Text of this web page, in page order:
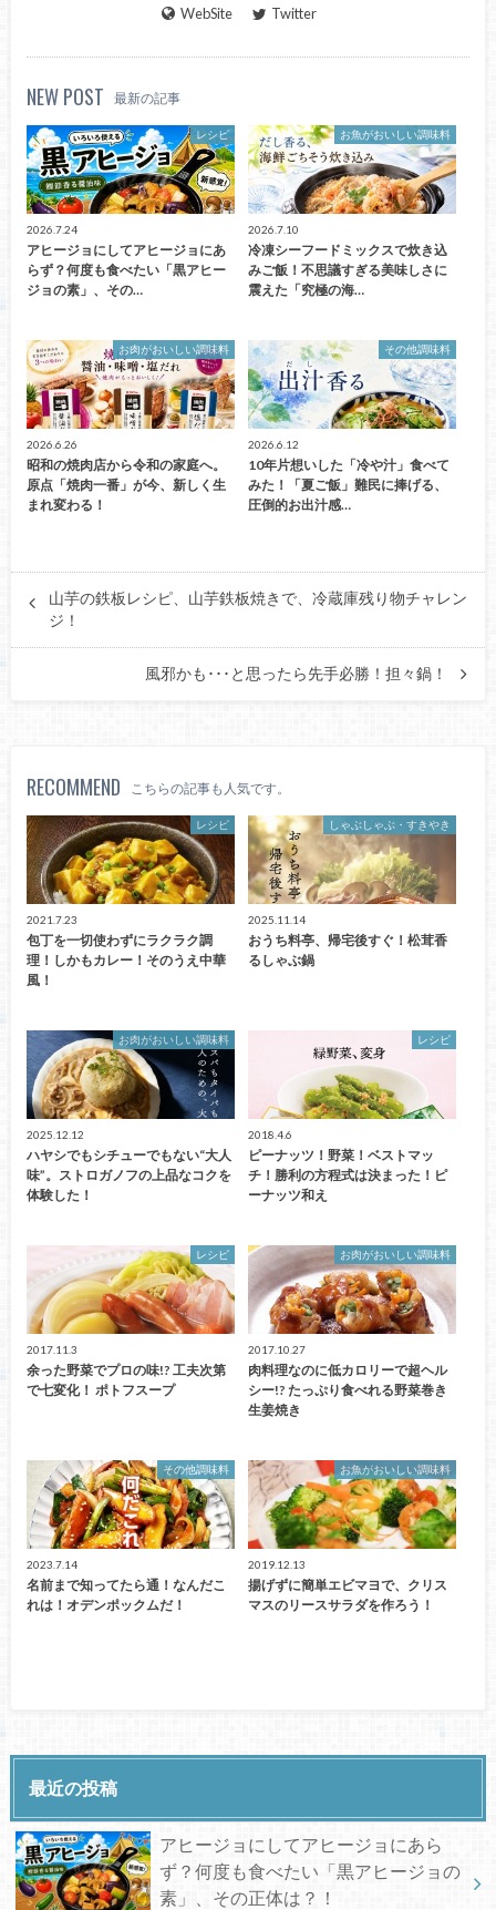
WebSite Twitter
NEW POST 最新の記事
レシピ
2026.7.24
アヒージョにしてアヒージョにあ
らず？何度も食べたい「黒アヒー
ジョの素」、その…
お魚がおいしい調味料
2026.7.10
冷凍シーフードミックスで炊き込
みご飯！不思議すぎる美味しさに
震えた「究極の海…
お肉がおいしい調味料
2026.6.26
昭和の焼肉店から令和の家庭へ。
原点「焼肉一番」が今、新しく生
まれ変わる！
その他調味料
2026.6.12
10年片想いした「冷や汁」食べて
みた！「夏ご飯」難民に捧げる、
圧倒的お出汁感…
山芋の鉄板レシピ、山芋鉄板焼きで、冷蔵庫残り物チャレン
ジ！
風邪かも･･･と思ったら先手必勝！担々鍋！
RECOMMEND こちらの記事も人気です。
レシピ
2021.7.23
包丁を一切使わずにラクラク調
理！しかもカレー！そのうえ中華
風！
しゃぶしゃぶ・すきやき
2025.11.14
おうち料亭、帰宅後すぐ！松茸香
るしゃぶ鍋
お肉がおいしい調味料
2025.12.12
ハヤシでもシチューでもない“大人
味”。ストロガノフの上品なコクを
体験した！
レシピ
2018.4.6
ピーナッツ！野菜！ベストマッ
チ！勝利の方程式は決まった！ピ
ーナッツ和え
レシピ
2017.11.3
余った野菜でプロの味!? 工夫次第
で七変化！ ポトフスープ
お肉がおいしい調味料
2017.10.27
肉料理なのに低カロリーで超ヘル
シー!? たっぷり食べれる野菜巻き
生姜焼き
その他調味料
2023.7.14
名前まで知ってたら通！なんだこ
れは！オデンポックムだ！
お魚がおいしい調味料
2019.12.13
揚げずに簡単エビマヨで、クリス
マスのリースサラダを作ろう！
最近の投稿
アヒージョにしてアヒージョにあら
ず？何度も食べたい「黒アヒージョの
素」、その正体は？！